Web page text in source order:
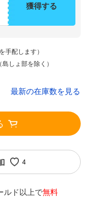
獲得する
手配します）
しょ部を除く）
最新の在庫数を見る
4
ルド以上で無料